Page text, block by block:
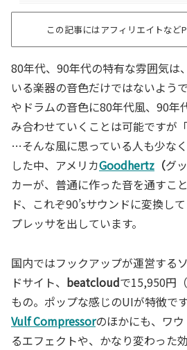
この記事にはアフィリエイトなど
80年代、90年代の特有な雰囲気は
いる楽器の音色だけではないよう
やドラムの音色に80年代風、90年
み合わせていくことは可能ですが
…そんな風に思っている人も少な
した中、アメリカGoodhertz （グ
カーが、普通に作った音を通すこ
ド、これぞ90’sサウンドに変換し
プレッサを出しています。
国内ではフックアップが運営する
ドサイト、 beatcloudで15,950円
もの。ポップな感じのUIが特徴で
Vulf Compressorのほかにも、ワ
るエフェクトや、かなり変わった